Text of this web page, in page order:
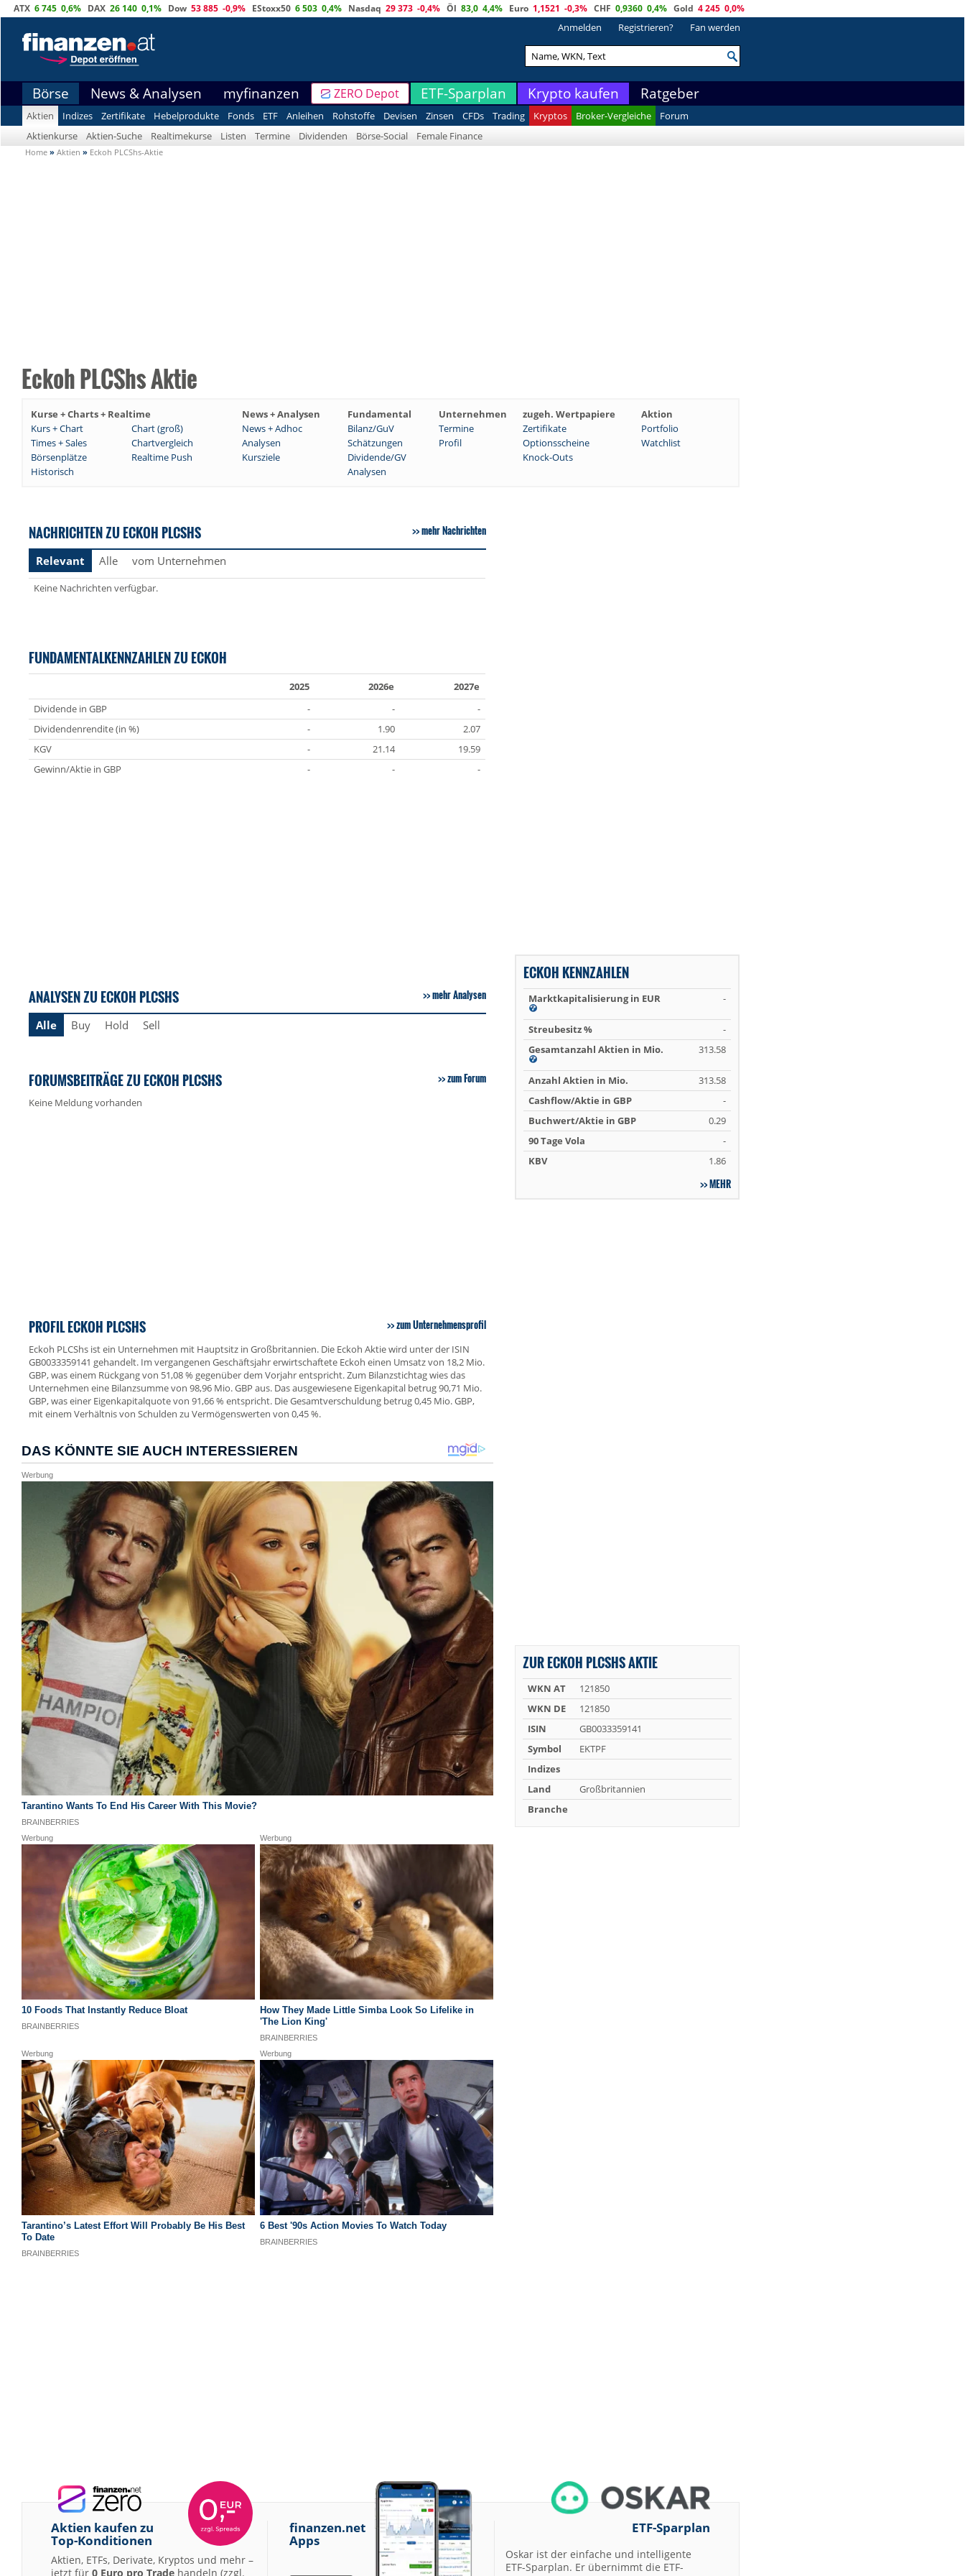
ATX 6 745 0,6% DAX 26 140 0,1% Dow 53 885 -0,9% EStoxx50 6 503 0,4% Nasdaq 29 373 -0,4% Öl 83,0 4,4% Euro 1,1521 -0,3% CHF 0,9360 0,4% Gold 4 245 0,0%
Anmelden Registrieren? Fan werden
Börse News & Analysen myfinanzen ZERO Depot ETF-Sparplan Krypto kaufen Ratgeber
Aktien Indizes Zertifikate Hebelprodukte Fonds ETF Anleihen Rohstoffe Devisen Zinsen CFDs Trading Kryptos Broker-Vergleiche
Forum
Aktienkurse
Aktien-Suche Realtimekurse Listen Termine Dividenden Börse-Social Female Finance
Home » Aktien » Eckoh PLCShs-Aktie
Eckoh PLCShs Aktie
Kurse + Charts + Realtime News + Analysen Fundamental Unternehmen zugeh. Wertpapiere
Aktion
Kurs + Chart
Chart (groß) News + Adhoc Bilanz/GuV Termine Zertifikate
Portfolio
Times + Sales
Chartvergleich Analysen Schätzungen Profil Optionsscheine
Watchlist
Börsenplätze
Realtime Push Kursziele Dividende/GV
Knock-Outs
Historisch
Analysen
NACHRICHTEN ZU ECKOH PLCSHS mehr Nachrichten
Relevant Alle vom Unternehmen
Keine Nachrichten verfügbar.
FUNDAMENTALKENNZAHLEN ZU ECKOH
2025 2026e
2027e
Dividende in GBP
- -
-
Dividendenrendite (in %)
- 1.90
2.07
KGV
- 21.14
19.59
Gewinn/Aktie in GBP
- - -
ANALYSEN ZU ECKOH PLCSHS mehr Analysen
Alle Buy Hold Sell
FORUMSBEITRÄGE ZU ECKOH PLCSHS zum Forum
Keine Meldung vorhanden
PROFIL ECKOH PLCSHS zum Unternehmensprofil
Eckoh PLCShs ist ein Unternehmen mit Hauptsitz in Großbritannien. Die Eckoh Aktie wird unter der ISIN
GB0033359141 gehandelt. Im vergangenen Geschäftsjahr erwirtschaftete Eckoh einen Umsatz von 18,2 Mio.
GBP, was einem Rückgang von 51,08 % gegenüber dem Vorjahr entspricht. Zum Bilanzstichtag wies das
Unternehmen eine Bilanzsumme von 98,96 Mio. GBP aus. Das ausgewiesene Eigenkapital betrug 90,71 Mio.
GBP, was einer Eigenkapitalquote von 91,66 % entspricht. Die Gesamtverschuldung betrug 0,45 Mio. GBP,
mit einem Verhältnis von Schulden zu Vermögenswerten von 0,45 %.
ECKOH KENNZAHLEN
Marktkapitalisierung in EUR -
Streubesitz %
-
Gesamtanzahl Aktien in Mio.
313.58
Anzahl Aktien in Mio.
313.58
Cashflow/Aktie in GBP
-
Buchwert/Aktie in GBP
0.29
90 Tage Vola
-
KBV
1.86
MEHR
ZUR ECKOH PLCSHS AKTIE
WKN AT
121850
WKN DE
121850
ISIN
GB0033359141
Symbol
EKTPF
Indizes
Land
Großbritannien
Branche
Aktien kaufen zu
Top-Konditionen
Aktien, ETFs, Derivate, Kryptos und mehr –
jetzt für 0 Euro pro Trade handeln (zzgl.
finanzen.net
Apps
ETF-Sparplan
Oskar ist der einfache und intelligente
ETF-Sparplan. Er übernimmt die ETF-